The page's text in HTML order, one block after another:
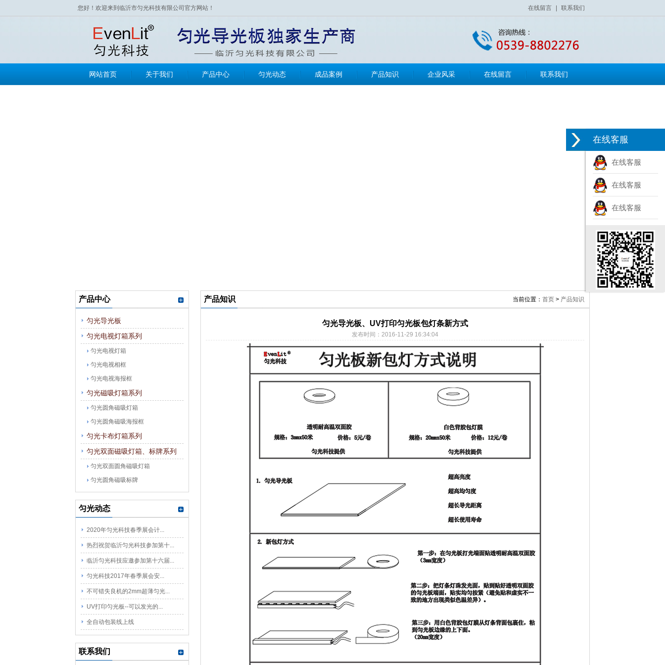
您好！欢迎来到临沂市匀光科技有限公司官方网站！ 在线留言 联系我们
网站首页 关于我们 产品中心 匀光动态 成品案例 产品知识 企业风采 在线留言 联系我们
产品中心
匀光导光板
匀光电视灯箱系列
匀光电视灯箱
匀光电视相框
匀光电视海报框
匀光磁吸灯箱系列
匀光圆角磁吸灯箱
匀光圆角磁吸海报框
匀光卡布灯箱系列
匀光双面磁吸灯箱、标牌系列
匀光双面圆角磁吸灯箱
匀光圆角磁吸标牌
匀光动态
2020年匀光科技春季展会计...
热烈祝贺临沂匀光科技参加第十...
临沂匀光科技应邀参加第十六届...
匀光科技2017年春季展会安...
不可错失良机的2mm超薄匀光...
UV打印匀光板--可以发光的...
全自动包装线上线
联系我们
产品知识 当前位置： 首页 > 产品知识
匀光导光板、UV打印匀光板包灯条新方式
发布时间：2016-11-29 16:34:04
在线客服
在线客服
在线客服
在线客服